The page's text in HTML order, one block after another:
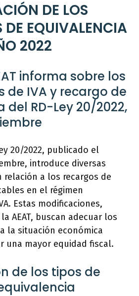
DE LOS
DE EQUIVALENCIA
2022
informa sobre los
de IVA y recargo de
del RD-Ley 20/2022,
20/2022, publicado el
introduce diversas
relación a los recargos de
en el régimen
Estas modificaciones,
AEAT, buscan adecuar los
la situación económica
una mayor equidad fiscal.
de los tipos de